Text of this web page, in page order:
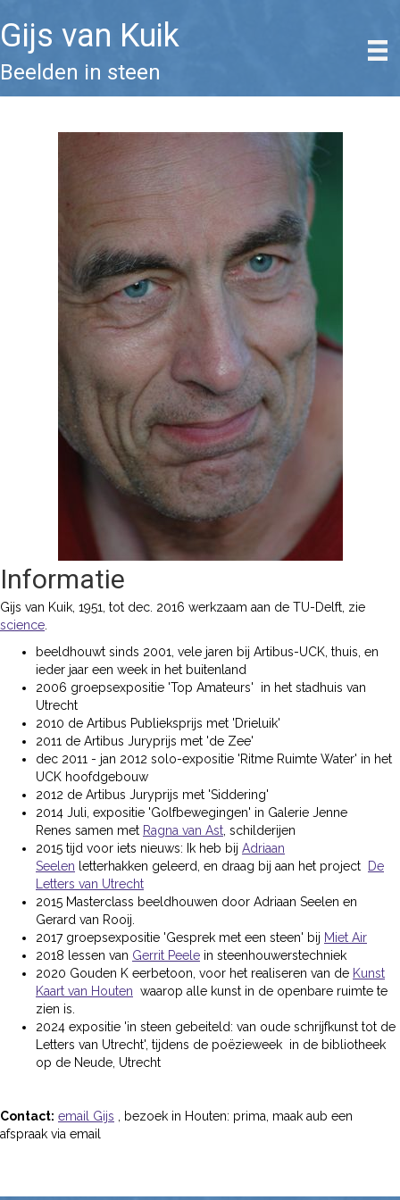
Gijs van Kuik
Beelden in steen
Informatie
Gijs van Kuik, 1951, tot dec. 2016 werkzaam aan de TU-Delft, zie
science
beeldhouwt sinds 2001, vele jaren bij Artibus-UCK, thuis, en
ieder jaar een week in het buitenland
2006 groepsexpositie 'Top Amateurs' in het stadhuis van
Utrecht
2010 de Artibus Publieksprijs met 'Drieluik'
2011 de Artibus Juryprijs met 'de Zee'
dec 2011 - jan 2012 solo-expositie 'Ritme Ruimte Water' in het
UCK hoofdgebouw
2012 de Artibus Juryprijs met 'Siddering'
2014 Juli, expositie 'Golfbewegingen' in Galerie Jenne
Renes samen met Ragna van Ast , schilderijen
2015 tijd voor iets nieuws: Ik heb bij Adriaan
Seelen letterhakken geleerd, en draag bij aan het project
De
Letters van Utrecht
2015 Masterclass beeldhouwen door Adriaan Seelen en
Gerard van Rooij.
2017 groepsexpositie 'Gesprek met een steen' bij Miet Air
2018 lessen van Gerrit Peele in steenhouwerstechniek
2020 Gouden K eerbetoon, voor het realiseren van de Kunst
Kaart van Houten waarop alle kunst in de openbare ruimte te
zien is.
2024 expositie 'in steen gebeiteld: van oude schrijfkunst tot de
Letters van Utrecht', tijdens de poëzieweek in de bibliotheek
op de Neude, Utrecht
Contact: email Gijs , bezoek in Houten: prima, maak aub een
afspraak via email